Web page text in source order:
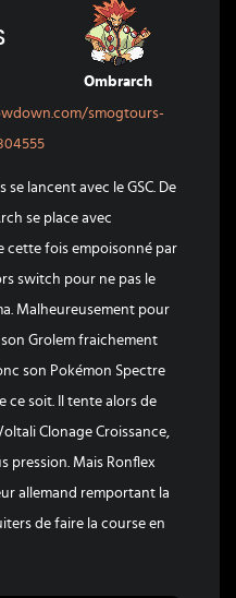
Ombrarch
smogtours-
lancent avec le GSC. De
se place avec
cette fois empoisonné par
switch pour ne pas le
Malheureusement pour
son Grolem fraichement
son Pokémon Spectre
ce soit. Il tente alors de
Clonage Croissance,
pression. Mais Ronflex
allemand remportant la
de faire la course en